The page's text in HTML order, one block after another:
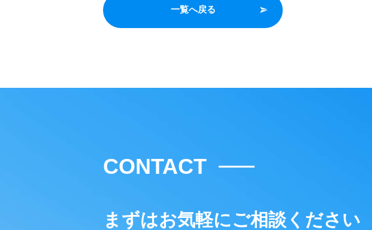
一覧へ戻る
CONTACT
まずはお気軽にご相談ください